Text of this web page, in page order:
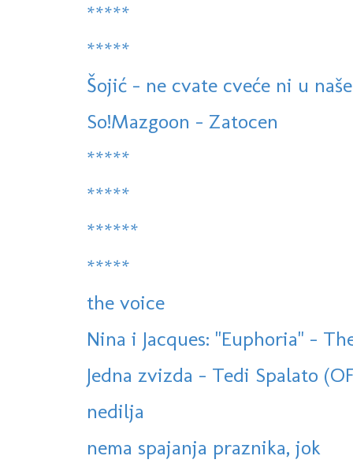
*****
*****
Šojić - ne cvate cveće ni u
So!Mazgoon - Zatocen
*****
*****
******
*****
the voice
Nina i Jacques: "Euphoria" -
Jedna zvizda - Tedi Spalato
nedilja
nema spajanja praznika, jok